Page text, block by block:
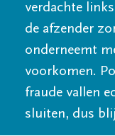
verdachte
de afzender
onderneemt
voorkomen.
fraude vallen
sluiten, dus